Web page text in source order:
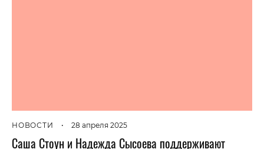
НОВОСТИ • 28 апреля 2025
Саша Стоун и Надежда Сысоева поддерживают